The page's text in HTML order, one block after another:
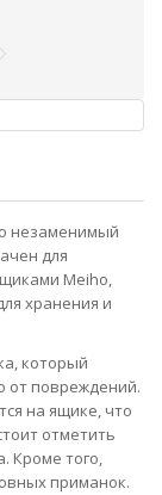
незаменимый
для
Meiho,
хранения и
который
от повреждений.
на ящике, что
отметить
Кроме того,
приманок.